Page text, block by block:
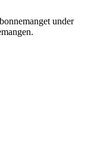
under